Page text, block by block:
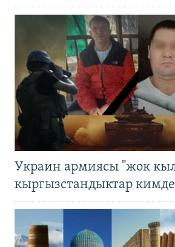
Украин армиясы "жок
кыргызстандыктар